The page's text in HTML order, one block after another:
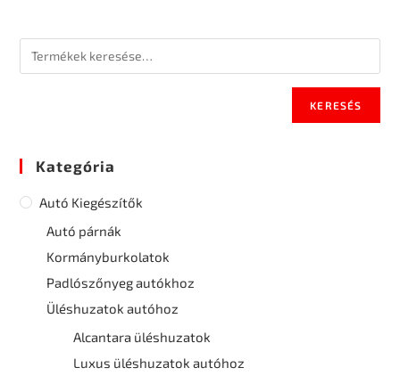
KERESÉS
Kategória
Autó Kiegészítők
Autó párnák
Kormányburkolatok
Padlószőnyeg autókhoz
Üléshuzatok autóhoz
Alcantara üléshuzatok
Luxus üléshuzatok autóhoz